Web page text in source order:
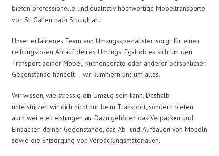
bieten professionelle und qualitativ hochwertige Möbeltransporte
von St. Gallen nach Slough an.
Unser erfahrenes Team von Umzugsspezialisten sorgt für einen
reibungslosen Ablauf deines Umzugs. Egal ob es sich um den
Transport deiner Möbel, Küchengeräte oder anderer persönlicher
Gegenstände handelt – wir kümmern uns um alles.
Wir wissen, wie stressig ein Umzug sein kann. Deshalb
unterstützen wir dich nicht nur beim Transport, sondern bieten
auch weitere Leistungen an. Dazu gehören das Verpacken und
Einpacken deiner Gegenstände, das Ab- und Aufbauen von Möbeln
sowie die Entsorgung von Verpackungsmaterialien.